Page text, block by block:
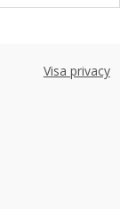
Visa privacy